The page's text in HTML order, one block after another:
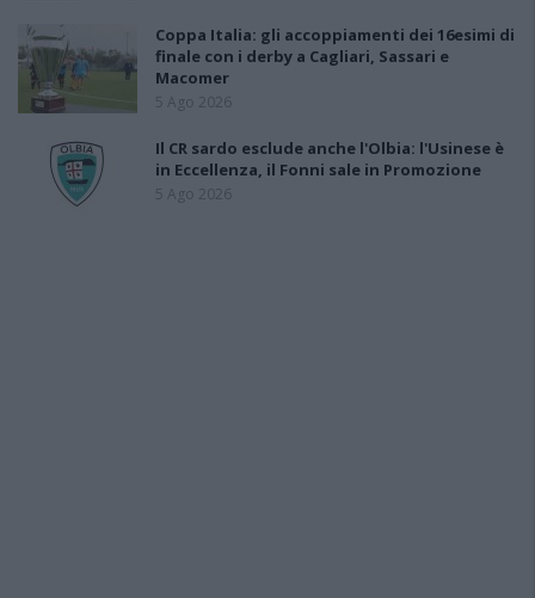
Coppa Italia: gli accoppiamenti dei 16esimi di
finale con i derby a Cagliari, Sassari e
Macomer
5 Ago 2026
Il CR sardo esclude anche l'Olbia: l'Usinese è
in Eccellenza, il Fonni sale in Promozione
5 Ago 2026